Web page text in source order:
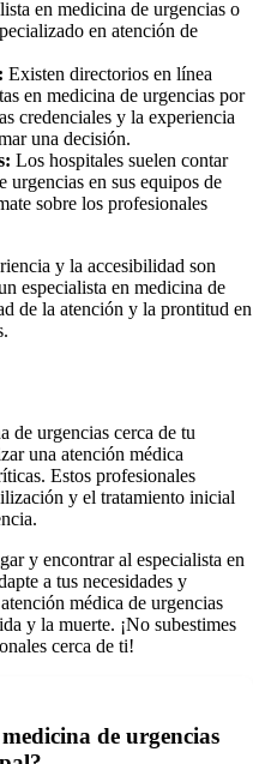
en medicina de urgencias o
en atención de
Existen directorios en línea
en medicina de urgencias por
credenciales y la experiencia
una decisión.
Los hospitales suelen contar
urgencias en sus equipos de
sobre los profesionales
y la accesibilidad son
especialista en medicina de
de la atención y la prontitud en
de urgencias cerca de tu
una atención médica
Estos profesionales
y el tratamiento inicial
y encontrar al especialista en
a tus necesidades y
médica de urgencias
y la muerte. ¡No subestimes
cerca de ti!
de urgencias